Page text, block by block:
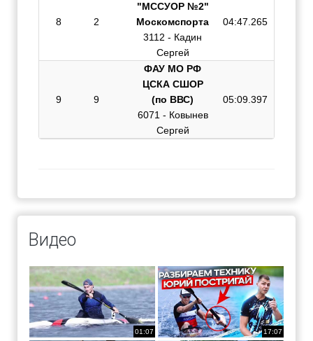
8 2
"МССУОР №2"
Москомспорта
3112 - Кадин
Сергей
04:47.265
9 9
ФАУ МО РФ
ЦСКА СШОР
(по ВВС)
6071 - Ковынев
Сергей
05:09.397
Видео
01:07 17:07